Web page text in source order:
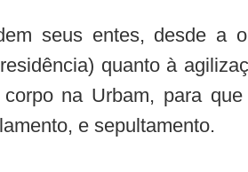
seus entes, desde a
quanto à
na Urbam, para
e sepultamento.